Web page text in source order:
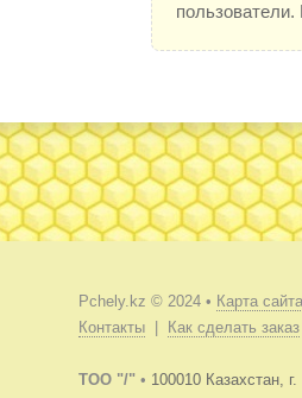
Pchely.kz © 2024 • Карта сайта
Контакты
Как сделать заказ
TOO "/" • 100010 Казахстан,